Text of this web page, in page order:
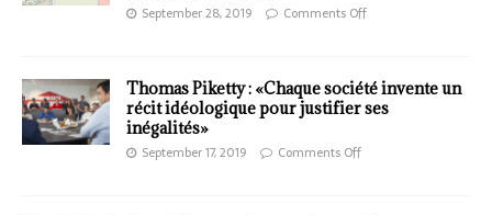
September 28, 2019 Comments Off
Thomas Piketty : «Chaque société invente un
récit idéologique pour justifier ses
inégalités»
September 17, 2019 Comments Off